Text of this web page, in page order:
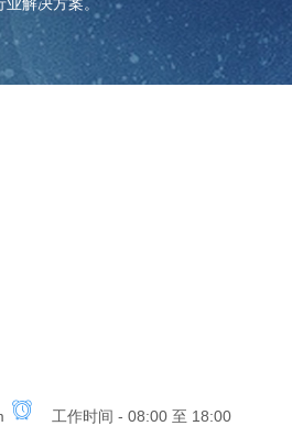
工作时间 - 08:00 至 18:00